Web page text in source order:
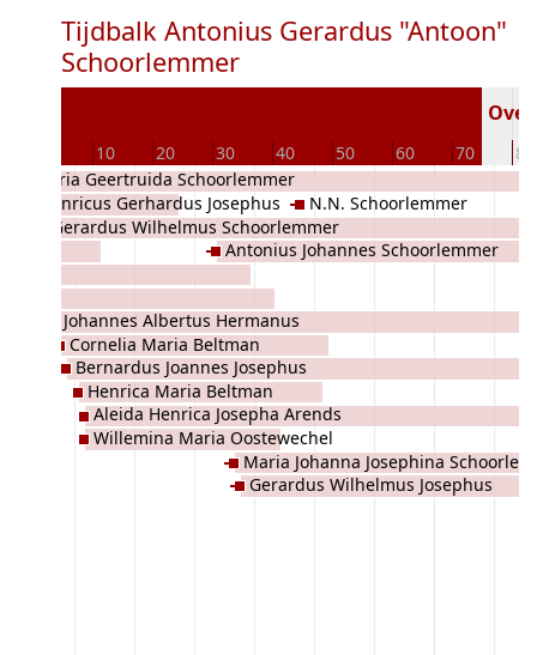
Tijdbalk Antonius Gerardus "Antoon"
Schoorlemmer
10 20 30 40 50 60 70 80
Maria Geertruida Schoorlemmer
Henricus Gerhardus Josephus
Schoorlemmer
Gerardus Wilhelmus Schoorlemmer
Johannes Albertus Hermanus
Schoorlemmer
Cornelia Maria Beltman
Bernardus Joannes Josephus
Schoorlemmer
Henrica Maria Beltman
Aleida Henrica Josepha Arends
Willemina Maria Oostewechel
Antonius Johannes Schoorlemmer
Maria Johanna Josephina
Gerardus Wilhelmus Josephus
N.N. Schoorlemmer